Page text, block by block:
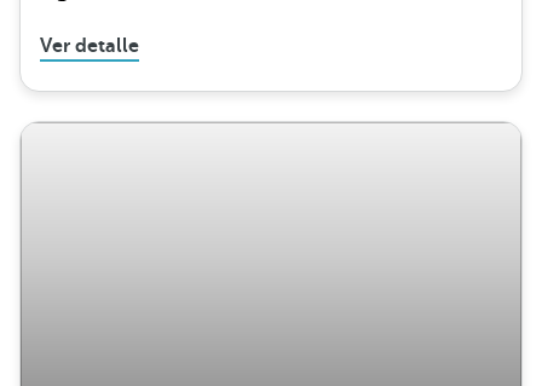
Ver detalle